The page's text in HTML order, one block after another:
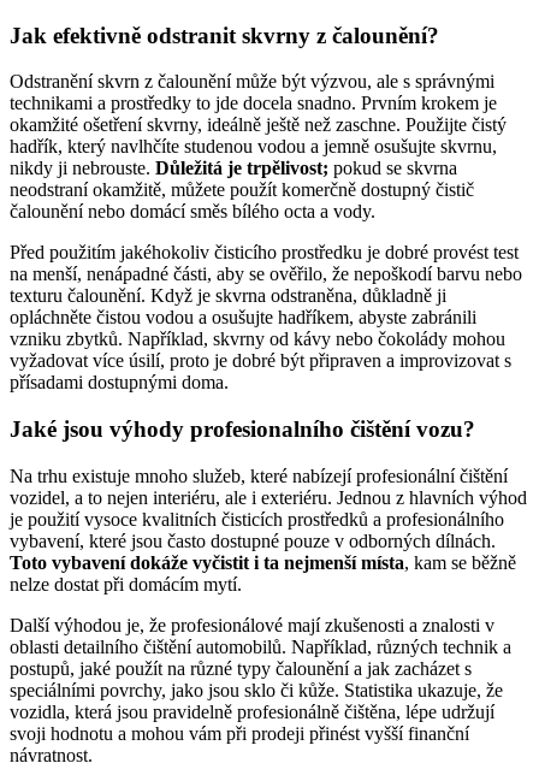
Jak efektivně odstranit skvrny z čalounění?
Odstranění skvrn z čalounění může být výzvou, ale s správnými
technikami a prostředky to jde docela snadno. Prvním krokem je
okamžité ošetření skvrny, ideálně ještě než zaschne. Použijte čistý
hadřík, který navlhčíte studenou vodou a jemně osušujte skvrnu,
nikdy ji nebrouste. Důležitá je trpělivost; pokud se skvrna
neodstraní okamžitě, můžete použít komerčně dostupný čistič
čalounění nebo domácí směs bílého octa a vody.
Před použitím jakéhokoliv čisticího prostředku je dobré provést test
na menší, nenápadné části, aby se ověřilo, že nepoškodí barvu nebo
texturu čalounění. Když je skvrna odstraněna, důkladně ji
opláchněte čistou vodou a osušujte hadříkem, abyste zabránili
vzniku zbytků. Například, skvrny od kávy nebo čokolády mohou
vyžadovat více úsilí, proto je dobré být připraven a improvizovat s
přísadami dostupnými doma.
Jaké jsou výhody profesionalního čištění vozu?
Na trhu existuje mnoho služeb, které nabízejí profesionální čištění
vozidel, a to nejen interiéru, ale i exteriéru. Jednou z hlavních výhod
je použití vysoce kvalitních čisticích prostředků a profesionálního
vybavení, které jsou často dostupné pouze v odborných dílnách.
Toto vybavení dokáže vyčistit i ta nejmenší místa, kam se běžně
nelze dostat při domácím mytí.
Další výhodou je, že profesionálové mají zkušenosti a znalosti v
oblasti detailního čištění automobilů. Například, různých technik a
postupů, jaké použít na různé typy čalounění a jak zacházet s
speciálními povrchy, jako jsou sklo či kůže. Statistika ukazuje, že
vozidla, která jsou pravidelně profesionálně čištěna, lépe udržují
svoji hodnotu a mohou vám při prodeji přinést vyšší finanční
návratnost.